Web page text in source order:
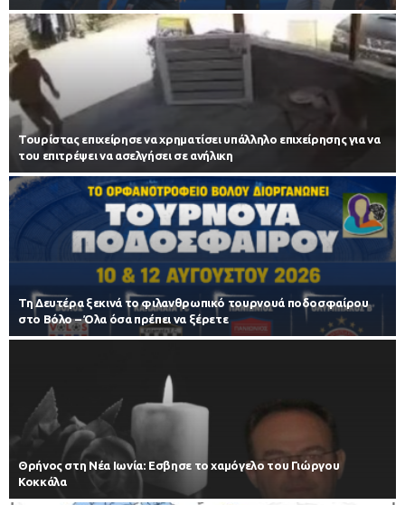
Τουρίστας επιχείρησε να χρηματίσει υπάλληλο επιχείρησης για να
του επιτρέψει να ασελγήσει σε ανήλικη
Τη Δευτέρα ξεκινά το φιλανθρωπικό τουρνουά ποδοσφαίρου
στο Βόλο – Όλα όσα πρέπει να ξέρετε
Θρήνος στη Νέα Ιωνία: Εσβησε το χαμόγελο του Γιώργου
Κοκκάλα